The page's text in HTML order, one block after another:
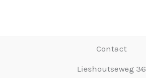
Contact
Lieshoutseweg 36